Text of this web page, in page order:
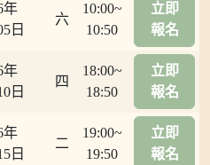
年
日
六
10:00~
10:50
立即
報名
年
日
四
18:00~
18:50
立即
報名
年
日
二
19:00~
19:50
立即
報名